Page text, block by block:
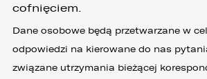
cofnięciem.
Dane osobowe będą przetwarzane w
odpowiedzi na kierowane do nas
związane utrzymania bieżącej